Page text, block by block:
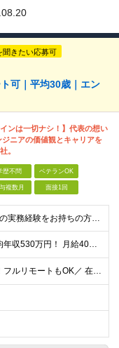
聞きたい応募可
可｜平均30歳｜エン
インは一切ナシ！】代表の想い
ニアの価値観とキャリアを
。
歴不問 ベテランOK
複数月 面接1回
■何らかのシステム開発の実務経験をお持ちの方(3年以上) ■学歴不問 ≪こんな方にピッタリ≫ □ スキルや経験に見合う正当な収入を得たい □ PGからSEへのステップアップなど上流工程に挑戦したい
★還元率最大80%！平均年収530万円！ 月給40万円～60万円＋業績賞与 想定年収：年収500万円～800万円 ※スキルや経験、担当案件により変動します。 ◎スキルや経験を考慮し、優遇します
＼リモート案件が83%！フルリモートもOK／ 在宅勤務、または東京、神奈川、埼玉、千葉のプロジェクト先 ★リモート率83%！フルリモート案件も多数！ ★転居を伴う転勤はありません ■本社 東京都港区